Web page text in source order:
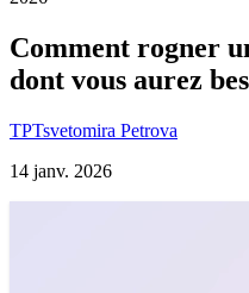
Comment rogner
dont vous aurez
TPTsvetomira Petrova
14 janv. 2026